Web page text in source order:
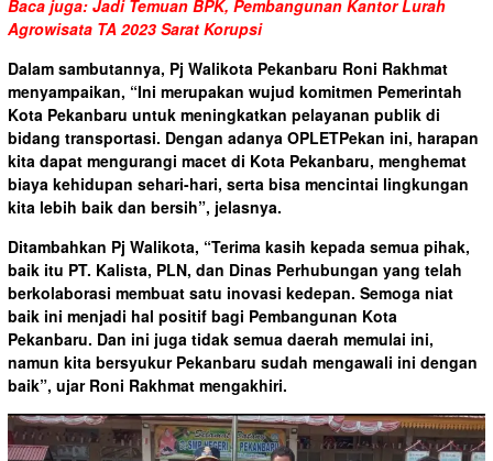
Baca juga: Jadi Temuan BPK, Pembangunan Kantor Lurah
Agrowisata TA 2023 Sarat Korupsi
Dalam sambutannya, Pj Walikota Pekanbaru Roni Rakhmat
menyampaikan, “Ini merupakan wujud komitmen Pemerintah
Kota Pekanbaru untuk meningkatkan pelayanan publik di
bidang transportasi. Dengan adanya OPLETPekan ini, harapan
kita dapat mengurangi macet di Kota Pekanbaru, menghemat
biaya kehidupan sehari-hari, serta bisa mencintai lingkungan
kita lebih baik dan bersih”, jelasnya.
Ditambahkan Pj Walikota, “Terima kasih kepada semua pihak,
baik itu PT. Kalista, PLN, dan Dinas Perhubungan yang telah
berkolaborasi membuat satu inovasi kedepan. Semoga niat
baik ini menjadi hal positif bagi Pembangunan Kota
Pekanbaru. Dan ini juga tidak semua daerah memulai ini,
namun kita bersyukur Pekanbaru sudah mengawali ini dengan
baik”, ujar Roni Rakhmat mengakhiri.